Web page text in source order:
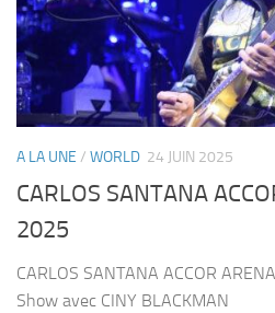
A LA UNE / WORLD 24 JUIN 2025
CARLOS SANTANA
2025
CARLOS SANTANA ACCOR
Show avec CINY